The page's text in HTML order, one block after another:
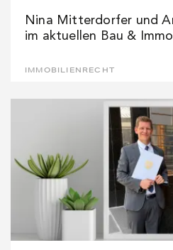
Nina Mitterdorfer und
im aktuellen Bau &
IMMOBILIENRECHT